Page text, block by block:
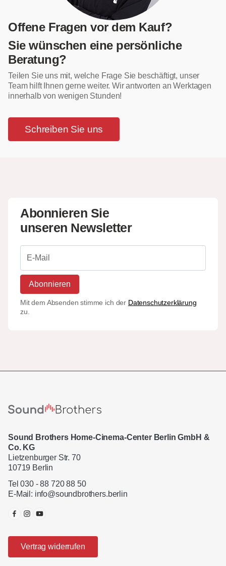
Offene Fragen vor dem Kauf?
Sie wünschen eine persönliche
Beratung?
Teilen Sie uns mit, welche Frage Sie beschäftigt, unser
Team hilft Ihnen gerne weiter. Wir antworten an Werktagen
innerhalb von wenigen Stunden!
Schreiben Sie uns
Abonnieren Sie
unseren Newsletter
Abonnieren
Mit dem Absenden stimme ich der Datenschutzerklärung
zu.
Sound Brothers Home-Cinema-Center Berlin GmbH &
Co. KG
Lietzenburger Str. 70
10719 Berlin
Tel 030 - 88 720 88 50
E-Mail: info@soundbrothers.berlin
Vertrag widerrufen